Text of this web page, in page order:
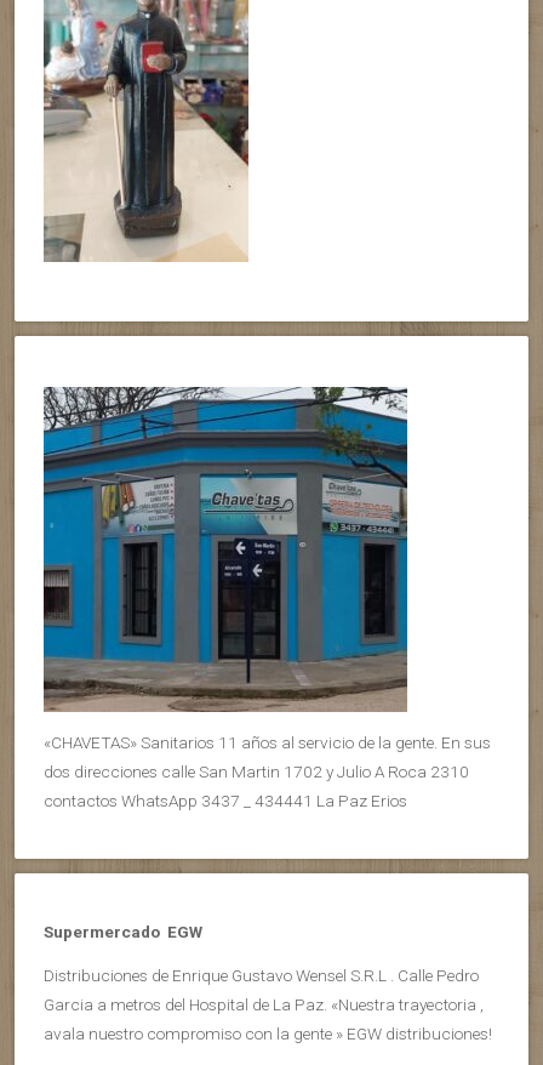
«CHAVETAS» Sanitarios 11 años al servicio de la gente. En sus
dos direcciones calle San Martin 1702 y Julio A Roca 2310
contactos WhatsApp 3437 _ 434441 La Paz Erios
Supermercado EGW
Distribuciones de Enrique Gustavo Wensel S.R.L . Calle Pedro
Garcia a metros del Hospital de La Paz. «Nuestra trayectoria ,
avala nuestro compromiso con la gente » EGW distribuciones!